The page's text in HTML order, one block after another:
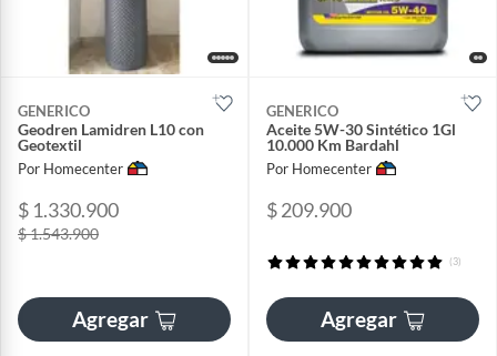
GENERICO
Geodren Lamidren L10 con
Geotextil
Por Homecenter
$ 1.330.900
$ 1.543.900
Agregar
GENERICO
Aceite 5W-30 Sintético 1Gl
10.000 Km Bardahl
Por Homecenter
$ 209.900
(3)
Agregar